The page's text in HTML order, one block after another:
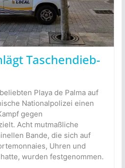
Taschendieb-
Playa de Palma auf
Nationalpolizei einen
gegen
Acht mutmaßliche
Bande, die sich auf
Uhren und
wurden festgenommen.